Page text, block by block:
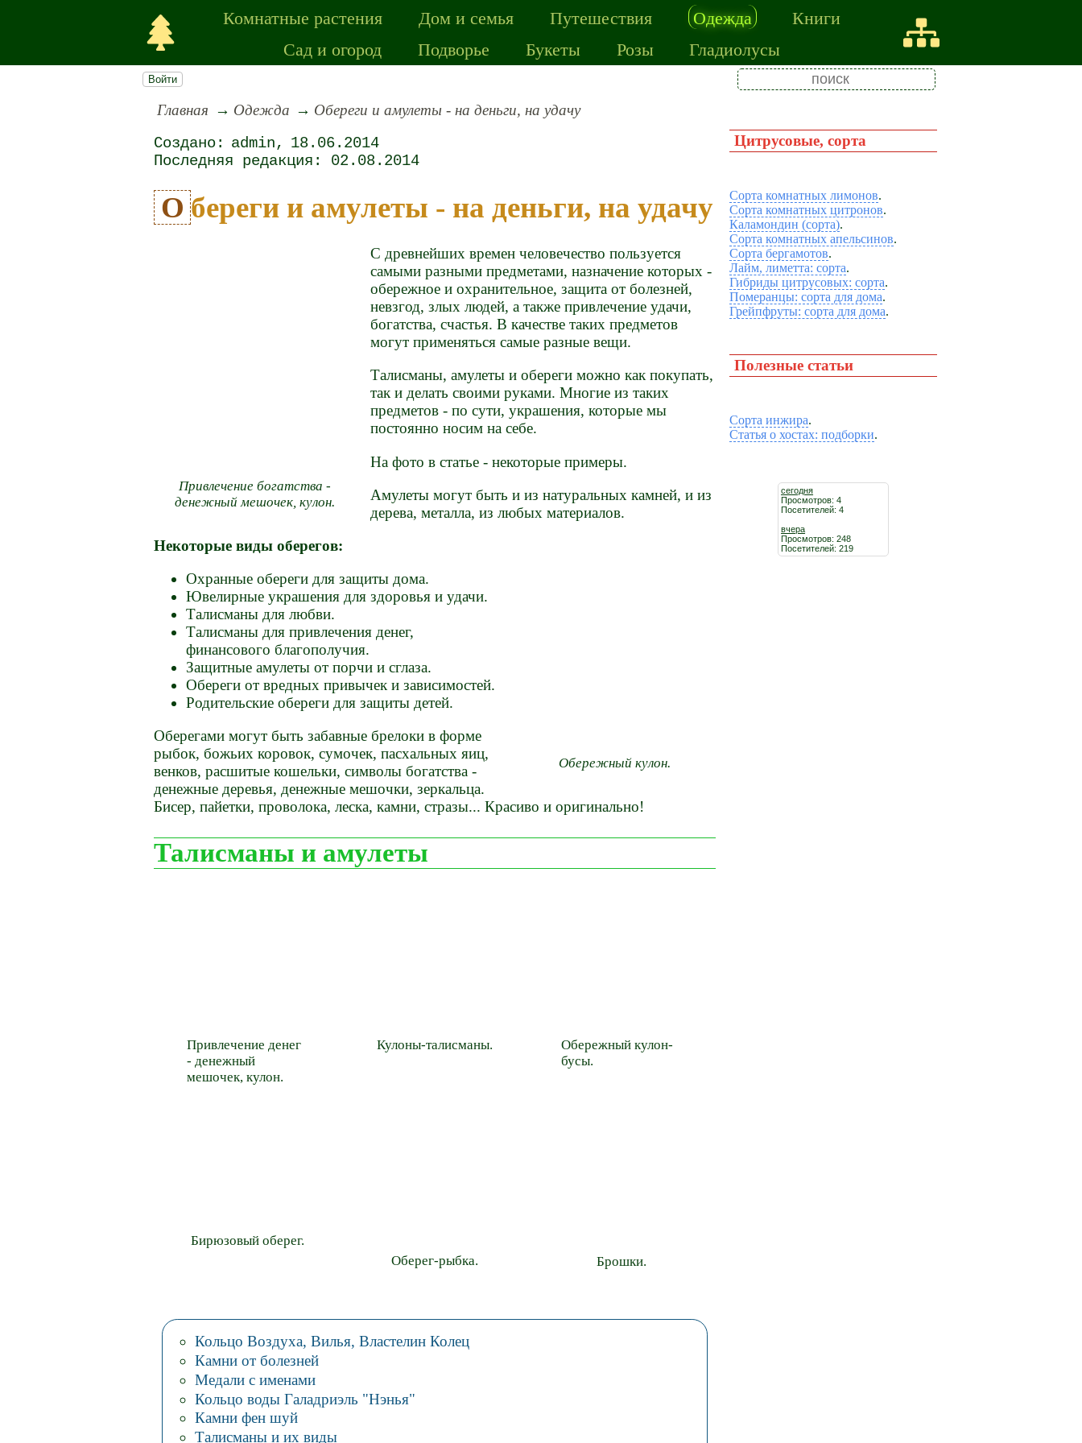
Комнатные растения Дом и семья Путешествия Одежда
Книги
Сад и огород
Подворье Букеты Розы Гладиолусы
Войти
Цитрусовые, сорта
Сорта комнатных лимонов.
Сорта комнатных цитронов.
Каламондин (сорта).
Сорта комнатных апельсинов.
Сорта бергамотов.
Лайм, лиметта: сорта.
Гибриды цитрусовых: сорта.
Померанцы: сорта для дома.
Грейпфруты: сорта для дома.
Полезные статьи
Сорта инжира.
Статья о хостах: подборки.
сегодня
Просмотров: 4
Посетителей: 4
вчера
Просмотров: 248
Посетителей: 219
Главная Одежда Обереги и амулеты - на деньги, на удачу
admin
18.06.2014
02.08.2014
Обереги и амулеты - на деньги, на удачу
Привлечение богатства -
денежный мешочек, кулон.
С древнейших времен человечество пользуется
самыми разными предметами, назначение которых -
обережное и охранительное, защита от болезней,
невзгод, злых людей, а также привлечение удачи,
богатства, счастья. В качестве таких предметов
могут применяться самые разные вещи.
Талисманы, амулеты и обереги можно как покупать,
так и делать своими руками. Многие из таких
предметов - по сути, украшения, которые мы
постоянно носим на себе.
На фото в статье - некоторые примеры.
Амулеты могут быть и из натуральных камней, и из
дерева, металла, из любых материалов.
Обережный кулон.
Некоторые виды оберегов:
Охранные обереги для защиты дома.
Ювелирные украшения для здоровья и удачи.
Талисманы для любви.
Талисманы для привлечения денег,
финансового благополучия.
Защитные амулеты от порчи и сглаза.
Обереги от вредных привычек и зависимостей.
Родительские обереги для защиты детей.
Оберегами могут быть забавные брелоки в форме
рыбок, божьих коровок, сумочек, пасхальных яиц,
венков, расшитые кошельки, символы богатства -
денежные деревья, денежные мешочки, зеркальца.
Бисер, пайетки, проволока, леска, камни, стразы... Красиво и оригинально!
Талисманы и амулеты
Привлечение денег
- денежный
мешочек, кулон.
Кулоны-талисманы.
Обережный кулон-
бусы.
Бирюзовый оберег.
Оберег-рыбка.
Брошки.
Кольцо Воздуха, Вилья, Властелин Колец
Камни от болезней
Медали с именами
Кольцо воды Галадриэль "Нэнья"
Камни фен шуй
Талисманы и их виды